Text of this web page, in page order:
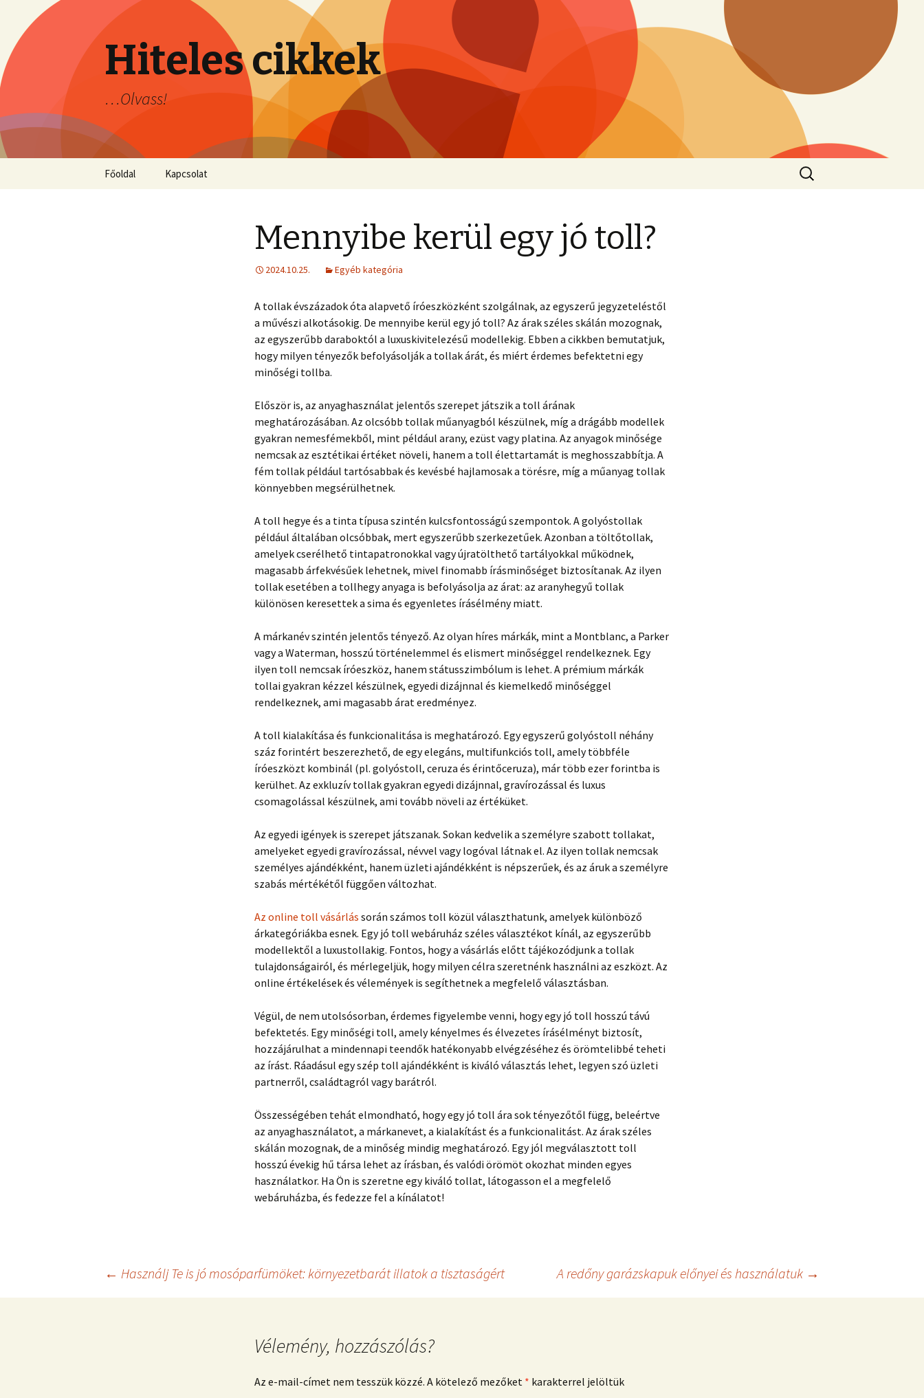
Hiteles cikkek
…Olvass!
Ugrás
Főoldal Kapcsolat
Keresés:
Mennyibe kerül egy jó toll?
2024.10.25. Egyéb kategória
A tollak évszázadok óta alapvető íróeszközként szolgálnak, az egyszerű jegyzeteléstől
a művészi alkotásokig. De mennyibe kerül egy jó toll? Az árak széles skálán mozognak,
az egyszerűbb daraboktól a luxuskivitelezésű modellekig. Ebben a cikkben bemutatjuk,
hogy milyen tényezők befolyásolják a tollak árát, és miért érdemes befektetni egy
minőségi tollba.
Először is, az anyaghasználat jelentős szerepet játszik a toll árának
meghatározásában. Az olcsóbb tollak műanyagból készülnek, míg a drágább modellek
gyakran nemesfémekből, mint például arany, ezüst vagy platina. Az anyagok minősége
nemcsak az esztétikai értéket növeli, hanem a toll élettartamát is meghosszabbítja. A
fém tollak például tartósabbak és kevésbé hajlamosak a törésre, míg a műanyag tollak
könnyebben megsérülhetnek.
A toll hegye és a tinta típusa szintén kulcsfontosságú szempontok. A golyóstollak
például általában olcsóbbak, mert egyszerűbb szerkezetűek. Azonban a töltőtollak,
amelyek cserélhető tintapatronokkal vagy újratölthető tartályokkal működnek,
magasabb árfekvésűek lehetnek, mivel finomabb írásminőséget biztosítanak. Az ilyen
tollak esetében a tollhegy anyaga is befolyásolja az árat: az aranyhegyű tollak
különösen keresettek a sima és egyenletes írásélmény miatt.
A márkanév szintén jelentős tényező. Az olyan híres márkák, mint a Montblanc, a Parker
vagy a Waterman, hosszú történelemmel és elismert minőséggel rendelkeznek. Egy
ilyen toll nemcsak íróeszköz, hanem státusszimbólum is lehet. A prémium márkák
tollai gyakran kézzel készülnek, egyedi dizájnnal és kiemelkedő minőséggel
rendelkeznek, ami magasabb árat eredményez.
A toll kialakítása és funkcionalitása is meghatározó. Egy egyszerű golyóstoll néhány
száz forintért beszerezhető, de egy elegáns, multifunkciós toll, amely többféle
íróeszközt kombinál (pl. golyóstoll, ceruza és érintőceruza), már több ezer forintba is
kerülhet. Az exkluzív tollak gyakran egyedi dizájnnal, gravírozással és luxus
csomagolással készülnek, ami tovább növeli az értéküket.
Az egyedi igények is szerepet játszanak. Sokan kedvelik a személyre szabott tollakat,
amelyeket egyedi gravírozással, névvel vagy logóval látnak el. Az ilyen tollak nemcsak
személyes ajándékként, hanem üzleti ajándékként is népszerűek, és az áruk a személyre
szabás mértékétől függően változhat.
Az online toll vásárlás során számos toll közül választhatunk, amelyek különböző
árkategóriákba esnek. Egy jó toll webáruház széles választékot kínál, az egyszerűbb
modellektől a luxustollakig. Fontos, hogy a vásárlás előtt tájékozódjunk a tollak
tulajdonságairól, és mérlegeljük, hogy milyen célra szeretnénk használni az eszközt. Az
online értékelések és vélemények is segíthetnek a megfelelő választásban.
Végül, de nem utolsósorban, érdemes figyelembe venni, hogy egy jó toll hosszú távú
befektetés. Egy minőségi toll, amely kényelmes és élvezetes írásélményt biztosít,
hozzájárulhat a mindennapi teendők hatékonyabb elvégzéséhez és örömtelibbé teheti
az írást. Ráadásul egy szép toll ajándékként is kiváló választás lehet, legyen szó üzleti
partnerről, családtagról vagy barátról.
Összességében tehát elmondható, hogy egy jó toll ára sok tényezőtől függ, beleértve
az anyaghasználatot, a márkanevet, a kialakítást és a funkcionalitást. Az árak széles
skálán mozognak, de a minőség mindig meghatározó. Egy jól megválasztott toll
hosszú évekig hű társa lehet az írásban, és valódi örömöt okozhat minden egyes
használatkor. Ha Ön is szeretne egy kiváló tollat, látogasson el a megfelelő
webáruházba, és fedezze fel a kínálatot!
Bejegyzés
← Használj Te is jó mosóparfümöket: környezetbarát illatok a tisztaságért A redőny garázskapuk előnyei és használatuk →
Vélemény, hozzászólás?
Az e-mail-címet nem tesszük közzé. A kötelező mezőket * karakterrel jelöltük